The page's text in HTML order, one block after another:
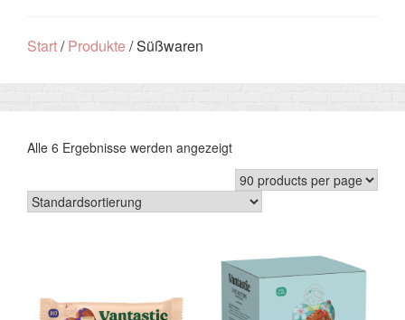
Start/Produkte / Süßwaren
Alle 6 Ergebnisse werden angezeigt